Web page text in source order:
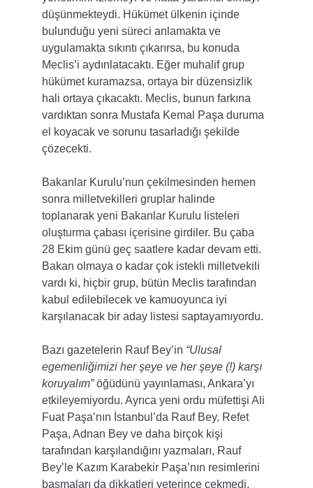
düşünmekteydi. Hükümet ülkenin içinde
bulunduğu yeni süreci anlamakta ve
uygulamakta sıkıntı çıkarırsa, bu konuda
Meclis’i aydınlatacaktı. Eğer muhalif grup
hükümet kuramazsa, ortaya bir düzensizlik
hali ortaya çıkacaktı. Meclis, bunun farkına
vardıktan sonra Mustafa Kemal Paşa duruma
el koyacak ve sorunu tasarladığı şekilde
çözecekti.
Bakanlar Kurulu’nun çekilmesinden hemen
sonra milletvekilleri gruplar halinde
toplanarak yeni Bakanlar Kurulu listeleri
oluşturma çabası içerisine girdiler. Bu çaba
28 Ekim günü geç saatlere kadar devam etti.
Bakan olmaya o kadar çok istekli milletvekili
vardı ki, hiçbir grup, bütün Meclis tarafından
kabul edilebilecek ve kamuoyunca iyi
karşılanacak bir aday listesi saptayamıyordu.
Bazı gazetelerin Rauf Bey’in “Ulusal
egemenliğimizi her şeye ve her şeye (!) karşı
koruyalım” öğüdünü yayınlaması, Ankara’yı
etkileyemiyordu. Ayrıca yeni ordu müfettişi Ali
Fuat Paşa’nın İstanbul’da Rauf Bey, Refet
Paşa, Adnan Bey ve daha birçok kişi
tarafından karşılandığını yazmaları, Rauf
Bey’le Kazım Karabekir Paşa’nın resimlerini
basmaları da dikkatleri yeterince çekmedi.